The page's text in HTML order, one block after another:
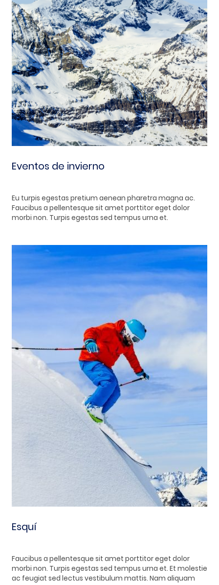
Eventos de invierno
Eu turpis egestas pretium aenean pharetra magna ac.
Faucibus a pellentesque sit amet porttitor eget dolor
morbi non. Turpis egestas sed tempus urna et.
Esquí
Faucibus a pellentesque sit amet porttitor eget dolor
morbi non. Turpis egestas sed tempus urna et. Et molestie
ac feugiat sed lectus vestibulum mattis. Nam aliquam